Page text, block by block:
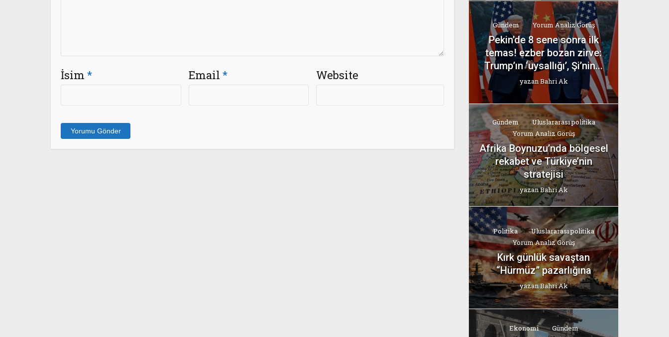
İsim * Email * Website
Gündem Yorum Analiz Görüş
Pekin’de 8 sene sonra ilk
temas! ezber bozan zirve:
Trump’ın ‘uysallığı’, Şi’nin...
yazanBahri Ak
Gündem
Uluslararası politika
Yorum Analiz Görüş
Afrika Boynuzu’nda bölgesel
rekabet ve Türkiye’nin
stratejisi
yazanBahri Ak
Politika
Uluslararası politika
Yorum Analiz Görüş
Kırk günlük savaştan
“Hürmüz” pazarlığına
yazanBahri Ak
Ekonomi
Gündem